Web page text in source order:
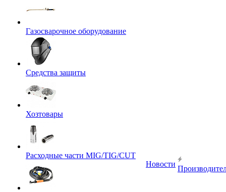
Газосварочное оборудование
Средства защиты
Хозтовары
Расходные части MIG/TIG/CUT
Новости